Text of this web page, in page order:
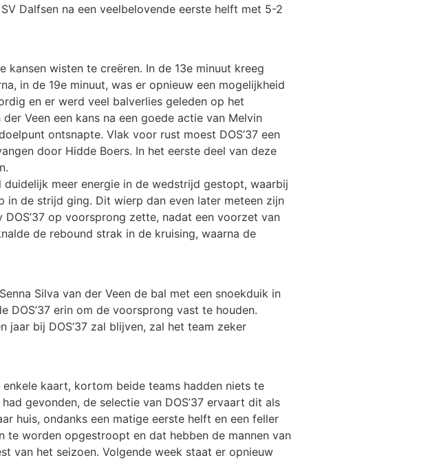
Dalfsen na een veelbelovende eerste helft met 5-2
wisten te creëren. In de 13e minuut kreeg
in de 19e minuut, was er opnieuw een mogelijkheid
en er werd veel balverlies geleden op het
Veen een kans na een goede actie van Melvin
ontsnapte. Vlak voor rust moest DOS’37 een
door Hidde Boers. In het eerste deel van deze
duidelijk meer energie in de wedstrijd gestopt, waarbij
de strijd ging. Dit wierp dan even later meteen zijn
op voorsprong zette, nadat een voorzet van
de rebound strak in de kruising, waarna de
Silva van der Veen de bal met een snoekduik in
erin om de voorsprong vast te houden.
bij DOS’37 zal blijven, zal het team zeker
kaart, kortom beide teams hadden niets te
gevonden, de selectie van DOS’37 ervaart dit als
huis, ondanks een matige eerste helft en een feller
worden opgestroopt en dat hebben de mannen van
van het seizoen. Volgende week staat er opnieuw